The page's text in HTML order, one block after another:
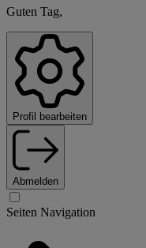
Guten Tag,
Profil bearbeiten
Abmelden
Seiten Navigation